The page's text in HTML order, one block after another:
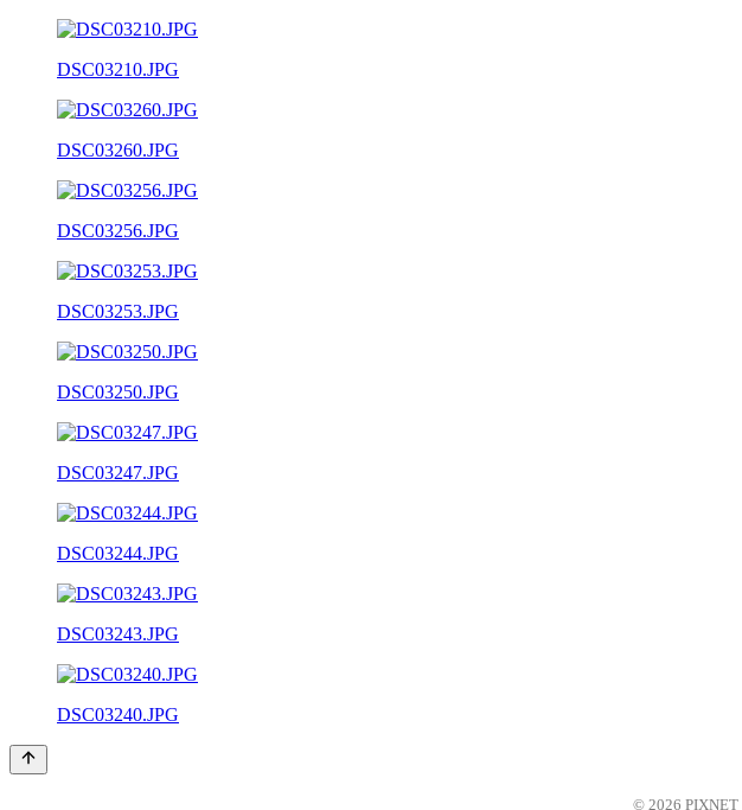
DSC03210.JPG
DSC03260.JPG
DSC03256.JPG
DSC03253.JPG
DSC03250.JPG
DSC03247.JPG
DSC03244.JPG
DSC03243.JPG
DSC03240.JPG
© 2026 PIXNET